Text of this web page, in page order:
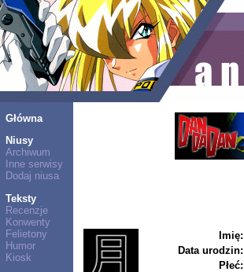
Główna
Niusy
Archiwum
Inne serwisy
Dodaj niusa
Teksty
Recenzje
Konwenty
Felietony
Humor
Kiosk
Imię:
Data urodzin:
Płeć: